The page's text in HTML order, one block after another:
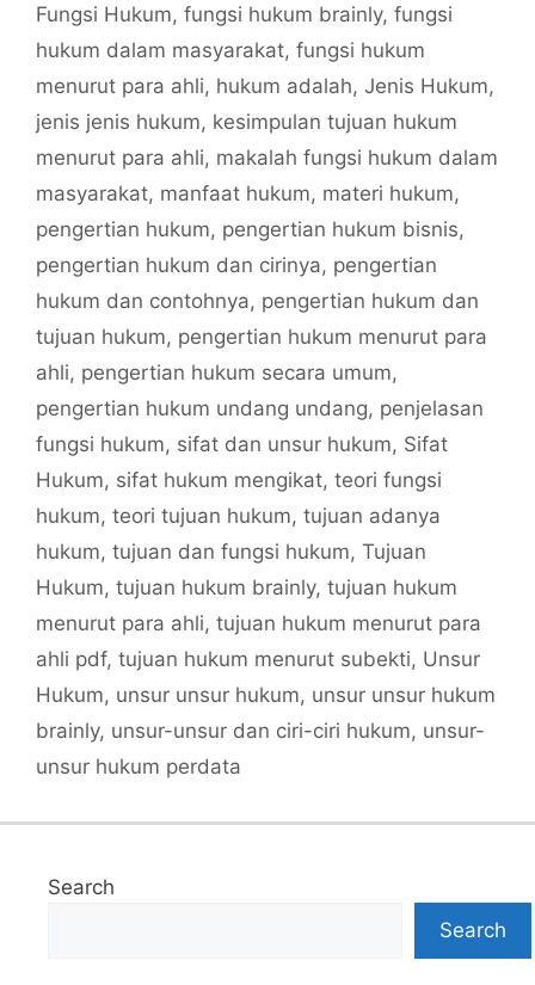
Fungsi Hukum, fungsi hukum brainly, fungsi
hukum dalam masyarakat, fungsi hukum
menurut para ahli, hukum adalah, Jenis Hukum,
jenis jenis hukum, kesimpulan tujuan hukum
menurut para ahli, makalah fungsi hukum dalam
masyarakat, manfaat hukum, materi hukum,
pengertian hukum, pengertian hukum bisnis,
pengertian hukum dan cirinya, pengertian
hukum dan contohnya, pengertian hukum dan
tujuan hukum, pengertian hukum menurut para
ahli, pengertian hukum secara umum,
pengertian hukum undang undang, penjelasan
fungsi hukum, sifat dan unsur hukum, Sifat
Hukum, sifat hukum mengikat, teori fungsi
hukum, teori tujuan hukum, tujuan adanya
hukum, tujuan dan fungsi hukum, Tujuan
Hukum, tujuan hukum brainly, tujuan hukum
menurut para ahli, tujuan hukum menurut para
ahli pdf, tujuan hukum menurut subekti, Unsur
Hukum, unsur unsur hukum, unsur unsur hukum
brainly, unsur-unsur dan ciri-ciri hukum, unsur-
unsur hukum perdata
Search
Search